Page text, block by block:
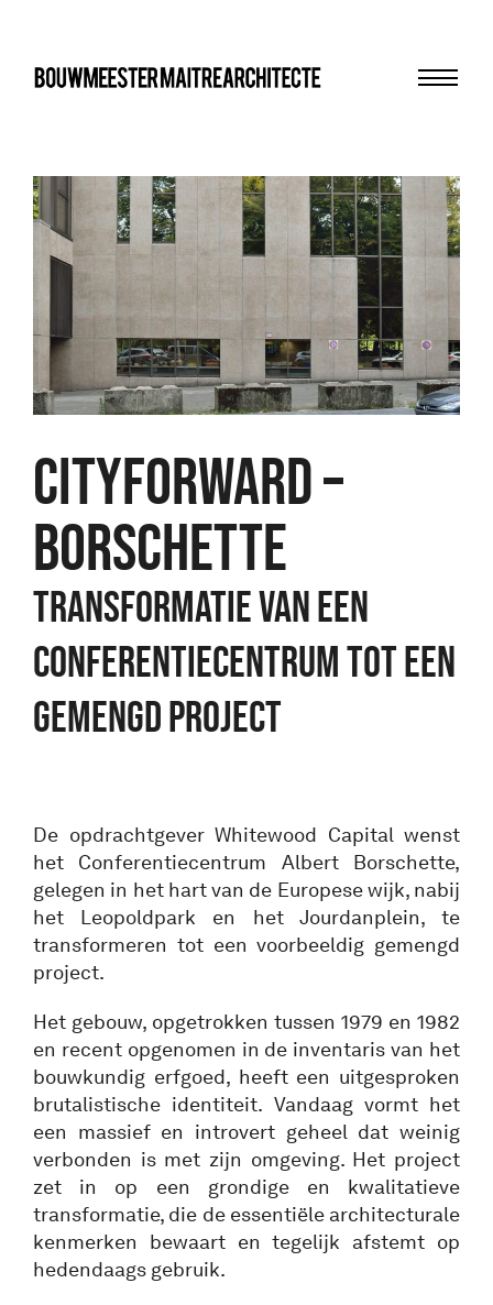
bma
CITYFORWARD –
BORSCHETTE
Transformatie van een
conferentiecentrum tot een
gemengd project
De opdrachtgever Whitewood Capital wenst
het Conferentiecentrum Albert Borschette,
gelegen in het hart van de Europese wijk, nabij
het Leopoldpark en het Jourdanplein, te
transformeren tot een voorbeeldig gemengd
project.
Het gebouw, opgetrokken tussen 1979 en 1982
en recent opgenomen in de inventaris van het
bouwkundig erfgoed, heeft een uitgesproken
brutalistische identiteit. Vandaag vormt het
een massief en introvert geheel dat weinig
verbonden is met zijn omgeving. Het project
zet in op een grondige en kwalitatieve
transformatie, die de essentiële architecturale
kenmerken bewaart en tegelijk afstemt op
hedendaags gebruik.